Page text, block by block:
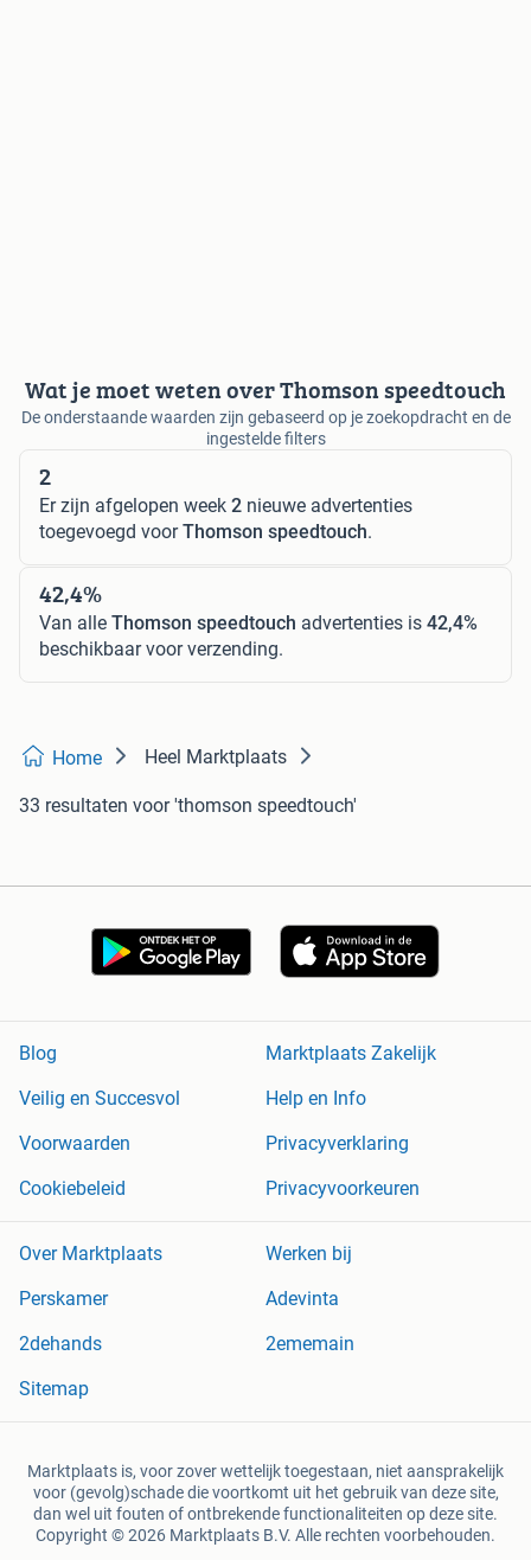
Wat je moet weten over Thomson speedtouch
De onderstaande waarden zijn gebaseerd op je zoekopdracht en de
ingestelde filters
2
Er zijn afgelopen week 2 nieuwe advertenties
toegevoegd voorThomson speedtouch.
42,4%
Van alle Thomson speedtouch advertenties is 42,4%
beschikbaar voor verzending.
Home Heel Marktplaats
33 resultaten voor 'thomson speedtouch'
Blog
Marktplaats Zakelijk
Veilig en Succesvol
Help en Info
Voorwaarden
Privacyverklaring
Cookiebeleid
Privacyvoorkeuren
Over Marktplaats
Werken bij
Perskamer
Adevinta
2dehands
2ememain
Sitemap
Marktplaats is, voor zover wettelijk toegestaan, niet aansprakelijk
voor (gevolg)schade die voortkomt uit het gebruik van deze site,
dan wel uit fouten of ontbrekende functionaliteiten op deze site.
Copyright © 2026 Marktplaats B.V. Alle rechten voorbehouden.